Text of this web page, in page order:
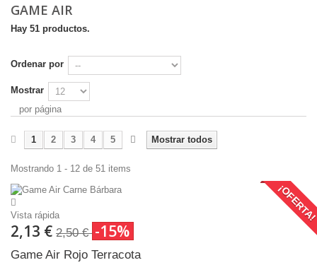
GAME AIR
Hay 51 productos.
Ordenar por
Mostrar
por página
Mostrar todos
1 2 3 4 5
Mostrando 1 - 12 de 51 items
Vista rápida
2,13 € 2,50 € -15%
Game Air Rojo Terracota